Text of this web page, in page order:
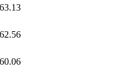
63.13
62.56
60.06